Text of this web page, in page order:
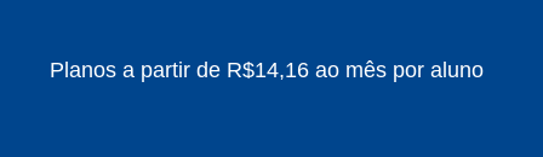
Planos a partir de R$14,16 ao mês por aluno